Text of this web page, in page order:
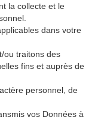
la collecte et le
dans votre
ou traitons des
fins et auprès de
personnel, de
vos Données à